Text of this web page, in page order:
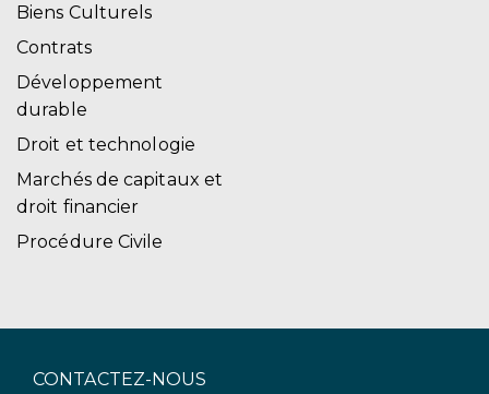
Biens Culturels
Contrats
Développement
durable
Droit et technologie
Marchés de capitaux et
droit financier
Procédure Civile
CONTACTEZ-NOUS